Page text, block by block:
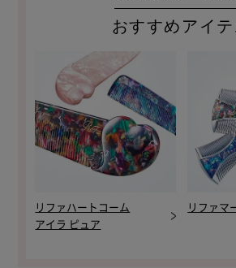
おすすめアイテ
リファハートコーム
アイラ ピュア
リファマ